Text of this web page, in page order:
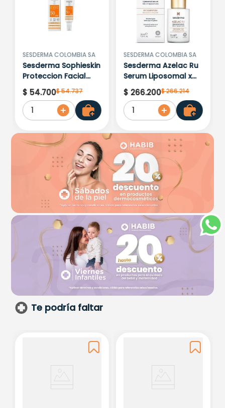
Más reciente
SESDERMA COLOMBIA SA
Sesderma Sophieskin
Proteccion Facial
Kids Hypoallergenic
Spf 500 Moisturising
$ 54.700$54.737
1
SESDERMA COLOMBIA SA
Sesderma Azelac Ru
Serum Liposomal x
30ml
$ 266.200$266.214
1
Te podría faltar